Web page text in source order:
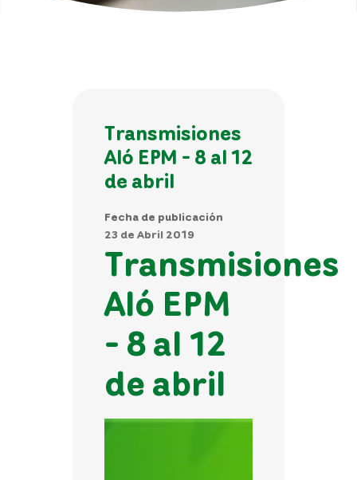
Transmisiones
Aló EPM - 8 al 12
de abril
Fecha de publicación
23 de Abril 2019
Transmisiones
Aló EPM
- 8 al 12
de abril